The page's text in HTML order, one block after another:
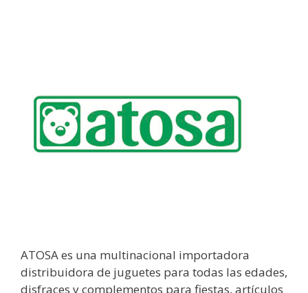
ATOSA es una multinacional importadora
distribuidora de juguetes para todas las edades,
disfraces y complementos para fiestas, artículos